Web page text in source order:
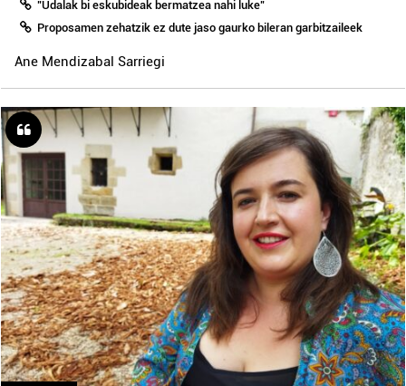
"Udalak bi eskubideak bermatzea nahi luke"
Proposamen zehatzik ez dute jaso gaurko bileran garbitzaileek
Ane Mendizabal Sarriegi